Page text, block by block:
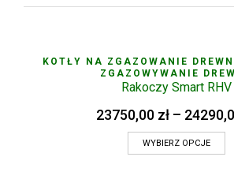
KOTŁY NA ZGAZOWANIE
ZGAZOWYWANIE
Rakoczy Smart RHV
23750,00 zł–
WYBIERZ OPCJE